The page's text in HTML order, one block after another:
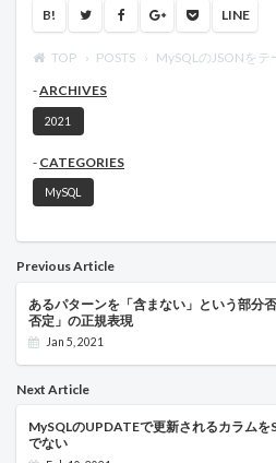
B! LINE
TOP POSTS
MySQLのJSONをテ
ARCHIVES
2021
CATEGORIES
MySQL
Previous Article
あるパターンを「含まない」という部分
否定」の正規表現
Jan 5, 2021
Next Article
MySQLのUPDATEで更新されるカラムを
でない